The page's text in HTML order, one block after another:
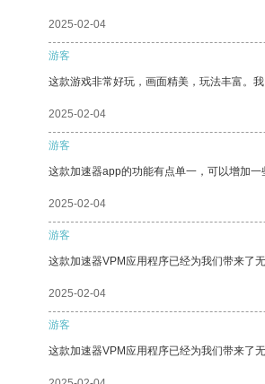
2025-02-04
游客
这款游戏非常好玩，画面精美，玩法丰富。
2025-02-04
游客
这款加速器app的功能有点单一，可以增加一
2025-02-04
游客
这款加速器VPM应用程序已经为我们带来了
2025-02-04
游客
这款加速器VPM应用程序已经为我们带来了